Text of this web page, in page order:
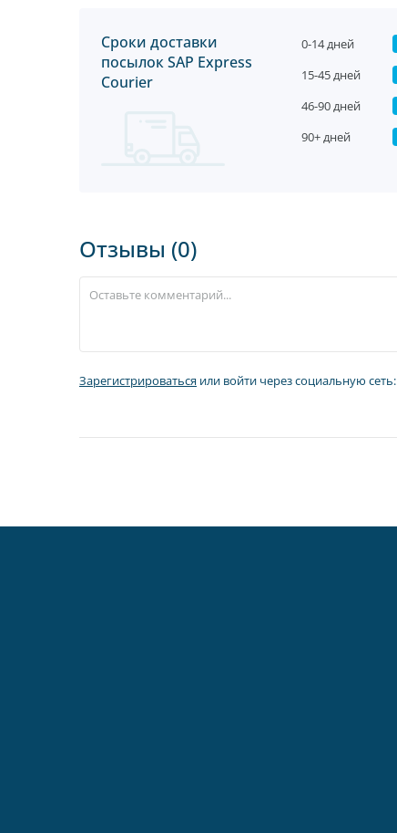
Сроки доставки
посылок SAP Express
Courier
0-14 дней
15-45 дней
46-90 дней
90+ дней
Отзывы (0)
Зарегистрироваться или войти через социальную сеть: